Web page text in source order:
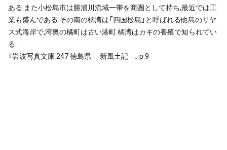
ある.また小松島市は勝浦川流域一帯を商圏として持ち,最近では工
業も盛んである.その南の橘湾は「四国松島」と呼ばれる他島のリヤ
ス式海岸で,湾奥の橘町は古い港町.橘湾はカキの養殖で知られてい
る.
『岩波写真文庫 247 徳島県 ―新風土記―』p.9